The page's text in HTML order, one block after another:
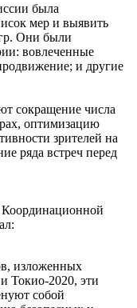
была
мер и выявить
Они были
вовлеченные
и другие
сокращение числа
оптимизацию
зрителей на
ряда встреч перед
Координационной
изложенных
Токио-2020, эти
собой